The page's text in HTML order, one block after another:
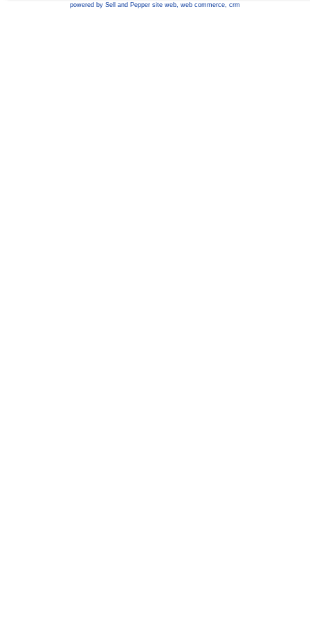
powered by Sell and Pepper site web, web commerce, crm